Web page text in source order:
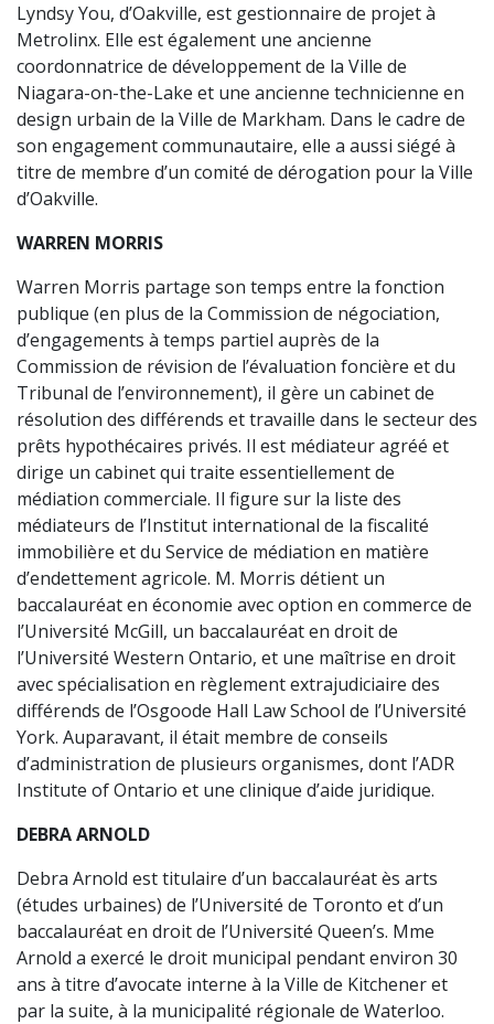
Lyndsy You, d’Oakville, est gestionnaire de projet à
Metrolinx. Elle est également une ancienne
coordonnatrice de développement de la Ville de
Niagara-on-the-Lake et une ancienne technicienne en
design urbain de la Ville de Markham. Dans le cadre de
son engagement communautaire, elle a aussi siégé à
titre de membre d’un comité de dérogation pour la Ville
d’Oakville.
WARREN MORRIS
Warren Morris partage son temps entre la fonction
publique (en plus de la Commission de négociation,
d’engagements à temps partiel auprès de la
Commission de révision de l’évaluation foncière et du
Tribunal de l’environnement), il gère un cabinet de
résolution des différends et travaille dans le secteur des
prêts hypothécaires privés. Il est médiateur agréé et
dirige un cabinet qui traite essentiellement de
médiation commerciale. Il figure sur la liste des
médiateurs de l’Institut international de la fiscalité
immobilière et du Service de médiation en matière
d’endettement agricole. M. Morris détient un
baccalauréat en économie avec option en commerce de
l’Université McGill, un baccalauréat en droit de
l’Université Western Ontario, et une maîtrise en droit
avec spécialisation en règlement extrajudiciaire des
différends de l’Osgoode Hall Law School de l’Université
York. Auparavant, il était membre de conseils
d’administration de plusieurs organismes, dont l’ADR
Institute of Ontario et une clinique d’aide juridique.
DEBRA ARNOLD
Debra Arnold est titulaire d’un baccalauréat ès arts
(études urbaines) de l’Université de Toronto et d’un
baccalauréat en droit de l’Université Queen’s. Mme
Arnold a exercé le droit municipal pendant environ 30
ans à titre d’avocate interne à la Ville de Kitchener et
par la suite, à la municipalité régionale de Waterloo.